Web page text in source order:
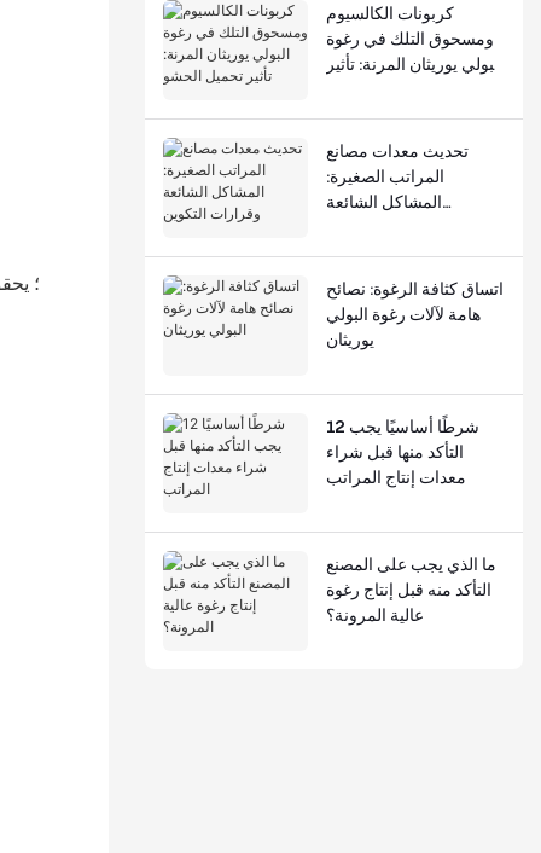
كربونات الكالسيوم
ومسحوق التلك في رغوة
البولي يوريثان المرنة: تأثير
تحديث معدات مصانع
المراتب الصغيرة:
المشاكل الشائعة
اتساق كثافة الرغوة: نصائح
هامة لآلات رغوة البولي
يوريثان
12 شرطًا أساسيًا يجب
التأكد منها قبل شراء
معدات إنتاج المراتب
ما الذي يجب على المصنع
التأكد منه قبل إنتاج رغوة
عالية المرونة؟